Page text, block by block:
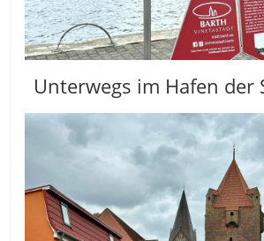
Unterwegs im Hafen der